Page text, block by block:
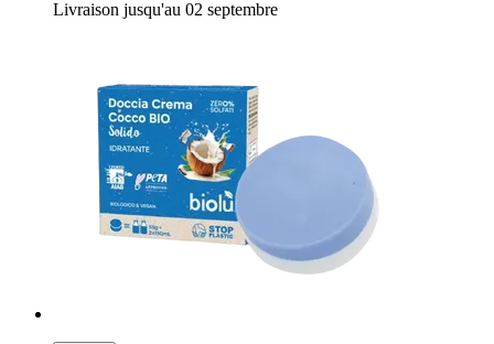
Livraison jusqu'au 02 septembre